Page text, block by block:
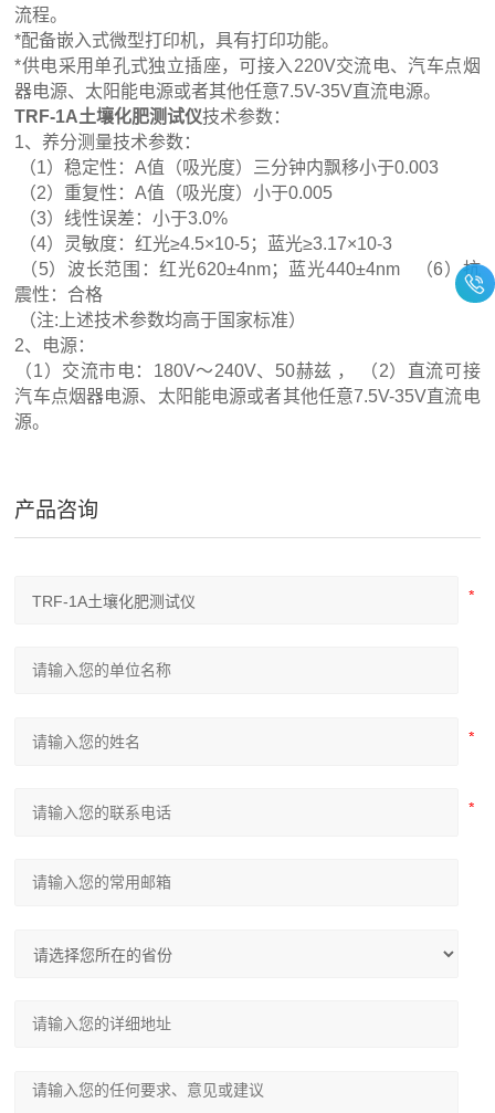
流程。
*配备嵌入式微型打印机，具有打印功能。
*供电采用单孔式独立插座，可接入220V交流电、汽车点烟
器电源、太阳能电源或者其他任意7.5V-35V直流电源。
TRF-1A土壤化肥测试仪技术参数：
1、养分测量技术参数：
（1）稳定性：A值（吸光度）三分钟内飘移小于0.003
（2）重复性：A值（吸光度）小于0.005
（3）线性误差：小于3.0%
（4）灵敏度：红光≥4.5×10-5；蓝光≥3.17×10-3
（5）波长范围：红光620±4nm；蓝光440±4nm （6）抗
震性：合格
（注:上述技术参数均高于国家标准）
2、电源：
（1）交流市电：180V～240V、50赫兹 ， （2）直流可接
汽车点烟器电源、太阳能电源或者其他任意7.5V-35V直流电
源。
产品咨询